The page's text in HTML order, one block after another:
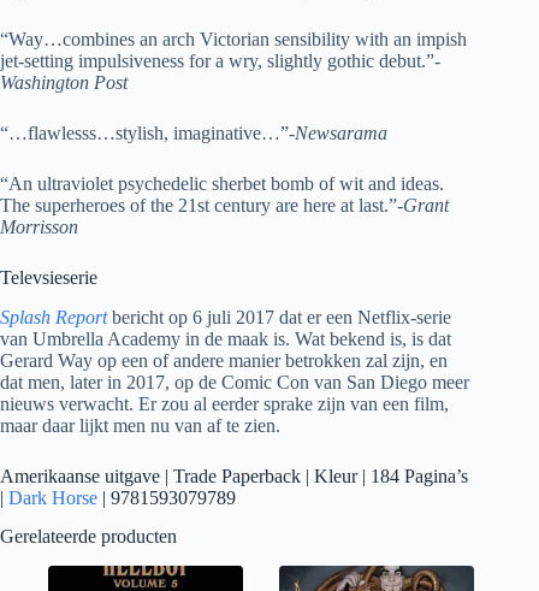
“Way…combines an arch Victorian sensibility with an impish
jet-setting impulsiveness for a wry, slightly gothic debut.”-
Washington Post
“…flawlesss…stylish, imaginative…”-Newsarama
“An ultraviolet psychedelic sherbet bomb of wit and ideas.
The superheroes of the 21st century are here at last.”-Grant
Morrisson
Televsieserie
Splash Reportbericht op 6 juli 2017 dat er een Netflix-serie
van Umbrella Academy in de maak is. Wat bekend is, is dat
Gerard Way op een of andere manier betrokken zal zijn, en
dat men, later in 2017, op de Comic Con van San Diego meer
nieuws verwacht. Er zou al eerder sprake zijn van een film,
maar daar lijkt men nu van af te zien.
Amerikaanse uitgave | Trade Paperback | Kleur | 184 Pagina’s
| Dark Horse | 9781593079789
Gerelateerde producten